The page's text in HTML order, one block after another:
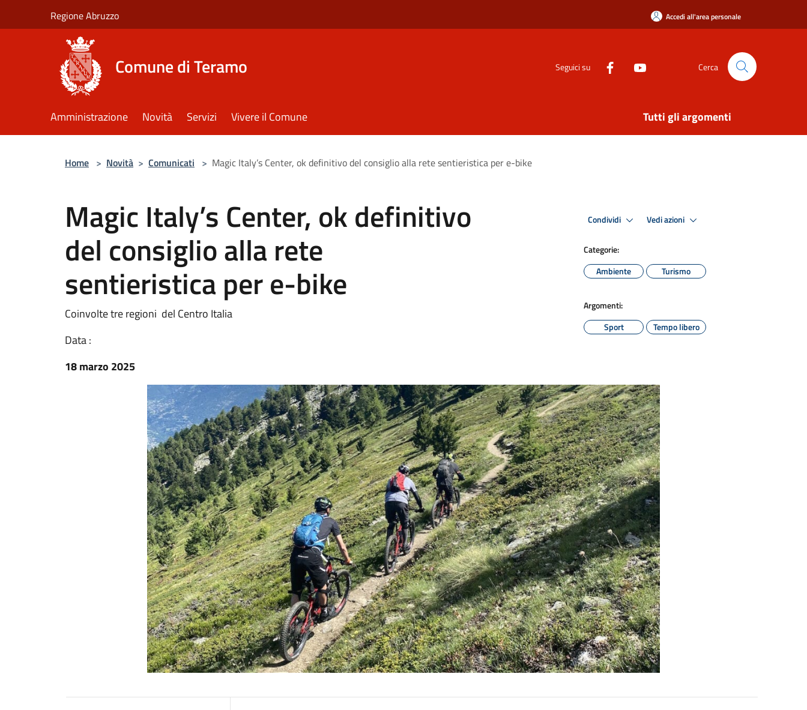
Regione Abruzzo Accedi all'area personale
Comune di Teramo Seguici su Cerca
Amministrazione Novità Servizi Vivere il Comune Tutti gli argomenti
Home > Novità > Comunicati > Magic Italy’s Center, ok definitivo del consiglio alla rete sentieristica per e-bike
Magic Italy’s Center, ok definitivo
del consiglio alla rete
sentieristica per e-bike
Coinvolte tre regioni del Centro Italia
Data :
18 marzo 2025
Condividi Vedi azioni
Categorie:
Ambiente
Turismo
Argomenti:
Sport
Tempo libero